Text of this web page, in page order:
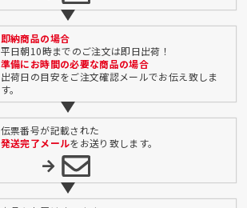
即納商品の場合
平日朝10時までのご注文は即日出荷！
準備にお時間の必要な商品の場合
出荷日の目安をご注文確認メールでお伝え致しま
す。
伝票番号が記載された
発送完了メールをお送り致します。